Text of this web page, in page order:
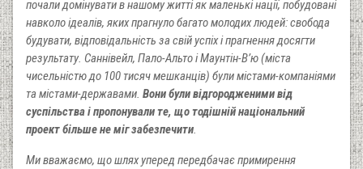
почали домінувати в нашому житті як маленькі нації, побудовані
навколо ідеалів, яких прагнуло багато молодих людей: свобода
будувати, відповідальність за свій успіх і прагнення досягти
результату. Саннівейл, Пало-Альто і Маунтін-В’ю (міста
чисельністю до 100 тисяч мешканців) були містами-компаніями
та містами-державами. Вони були відгородженими від
суспільства і пропонували те, що тодішній національний
проект більше не міг забезпечити.
Ми вважаємо, що шлях уперед передбачає примирення